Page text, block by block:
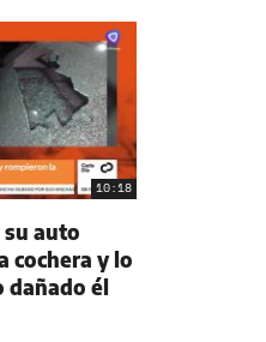
10:18
auto
cochera y lo
dañado él